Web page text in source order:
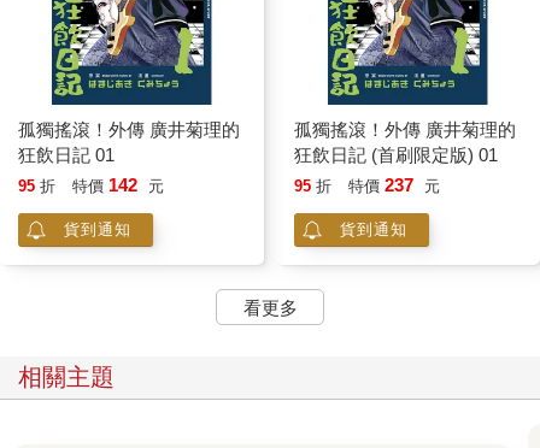
孤獨搖滾！外傳 廣井菊理的
狂飲日記 01
95 折 特價 142 元
貨到通知
孤獨搖滾！外傳 廣井菊理的
狂飲日記 (首刷限定版) 01
95 折 特價 237 元
貨到通知
看更多
相關主題